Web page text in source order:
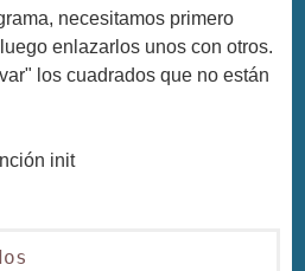
necesitamos primero
enlazarlos unos con otros.
los cuadrados que no están
init